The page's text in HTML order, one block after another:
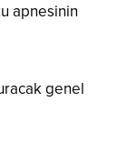
apnesinin
genel